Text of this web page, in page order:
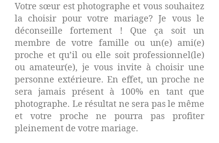
Votre sœur est photographe et vous souhaitez
la choisir pour votre mariage? Je vous le
déconseille fortement ! Que ça soit un
membre de votre famille ou un(e) ami(e)
proche et qu’il ou elle soit professionnel(le)
ou amateur(e), je vous invite à choisir une
personne extérieure. En effet, un proche ne
sera jamais présent à 100% en tant que
photographe. Le résultat ne sera pas le même
et votre proche ne pourra pas profiter
pleinement de votre mariage.